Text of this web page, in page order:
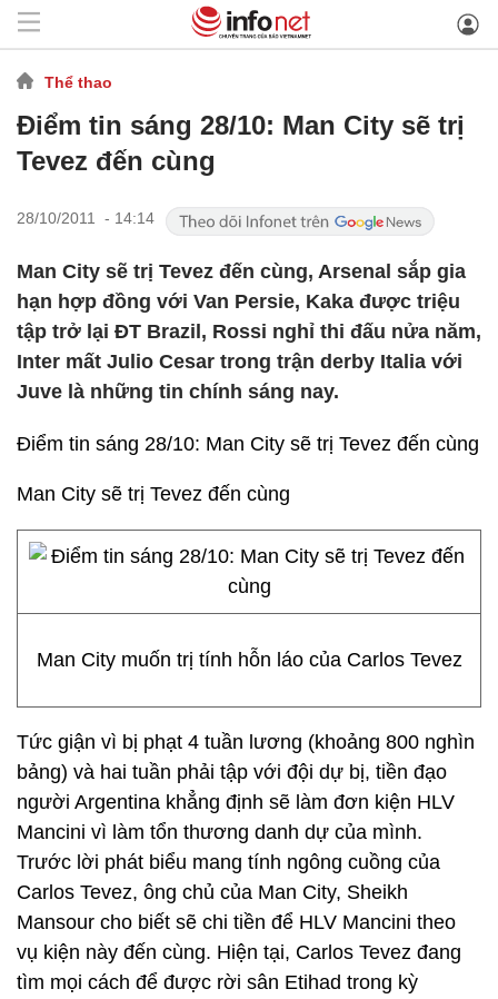
Thể thao
Điểm tin sáng 28/10: Man City sẽ trị
Tevez đến cùng
28/10/2011 - 14:14
Man City sẽ trị Tevez đến cùng, Arsenal sắp gia
hạn hợp đồng với Van Persie, Kaka được triệu
tập trở lại ĐT Brazil, Rossi nghỉ thi đấu nửa năm,
Inter mất Julio Cesar trong trận derby Italia với
Juve là những tin chính sáng nay.
Điểm tin sáng 28/10: Man City sẽ trị Tevez đến cùng
Man City sẽ trị Tevez đến cùng
Man City muốn trị tính hỗn láo của Carlos Tevez
Tức giận vì bị phạt 4 tuần lương (khoảng 800 nghìn
bảng) và hai tuần phải tập với đội dự bị, tiền đạo
người Argentina khẳng định sẽ làm đơn kiện HLV
Mancini vì làm tổn thương danh dự của mình.
Trước lời phát biểu mang tính ngông cuồng của
Carlos Tevez, ông chủ của Man City, Sheikh
Mansour cho biết sẽ chi tiền để HLV Mancini theo
vụ kiện này đến cùng. Hiện tại, Carlos Tevez đang
tìm mọi cách để được rời sân Etihad trong kỳ